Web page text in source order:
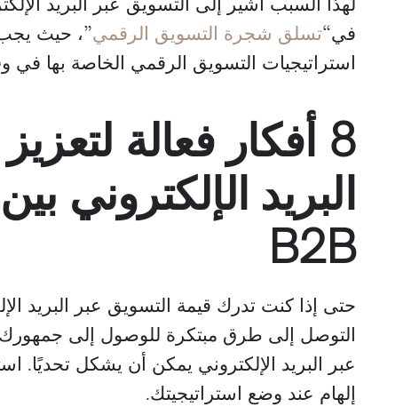
في“تسلق شجرة التسويق الرقمي”، حيث
استراتيجيات التسويق الرقمي الخاصة بها في
8 أفكار فعالة
البريد الإلكتروني
B2B
التوصل إلى طرق مبتكرة للوصول إلى جمهورك
عبر البريد الإلكتروني يمكن أن يشكل تحديًا.
إلهام عند وضع استراتيجيتك.